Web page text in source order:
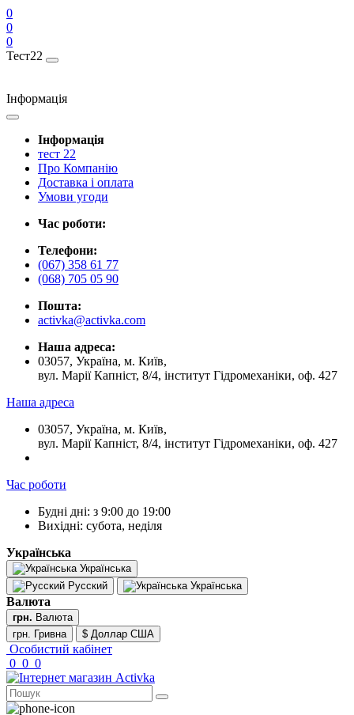
0
0
0
Тест22
Інформація
Інформація
тест 22
Про Компанію
Доставка і оплата
Умови угоди
Час роботи:
Телефони:
(067) 358 61 77
(068) 705 05 90
Пошта:
activka@activka.com
Наша адреса:
03057, Україна, м. Київ,
вул. Марії Капніст, 8/4, інститут Гідромеханіки, оф. 427
Наша адреса
03057, Україна, м. Київ,
вул. Марії Капніст, 8/4, інститут Гідромеханіки, оф. 427
Час роботи
Будні дні: з 9:00 до 19:00
Вихідні: субота, неділя
Українська
Українська
Русский
Українська
Валюта
грн. Валюта
грн. Гривна
$ Доллар США
Особистий кабінет
0 0 0